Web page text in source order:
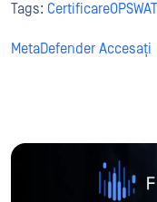
Tags:
MetaDefender Accesați